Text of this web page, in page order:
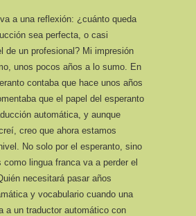
a una reflexión: ¿cuánto queda
sea perfecta, o casi
de un profesional? Mi impresión
unos pocos años a lo sumo. En
contaba que hace unos años
que el papel del esperanto
automática, y aunque
creo que ahora estamos
No solo por el esperanto, sino
como lingua franca va a perder el
necesitará pasar años
y vocabulario cuando una
a un traductor automático con